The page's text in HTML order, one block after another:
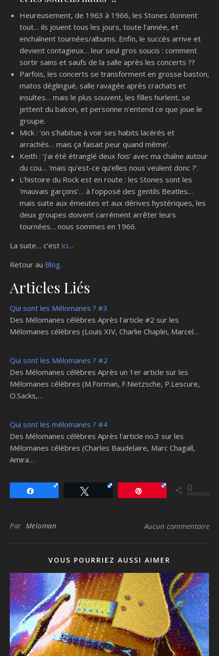
Heureusement, de 1963 à 1966, les Stones donnent
tout… ils jouent tous les jours, toute l’année, et
enchaînent tournées/albums. Enfin, le succès arrive et
devient contagieux… leur seul gros soucis : comment
sortir sains et saufs de la salle après les concerts ??
Parfois, les concerts se transforment en grosse baston,
matos déglingué, salle ravagée après crachats et
insultes… mais le plus souvent, les filles hurlent, se
jettent du balcon, et personne n’entend ce que joue le
groupe.
Mick : ‘on s’habitue à voir ses habits lacérés et
arrachés… mais ça faisait peur quand même’.
Keith : ‘j’ai été étranglé deux fois’ avec ma chaîne autour
du cou… ‘mais qu’est-ce qu’elles nous veulent donc ?’.
L’histoire du Rock est en route : les Stones sont les
‘mauvais garçons’… à l’opposé des gentils Beatles…
mais suite aux émeutes et aux dérives hystériques, les
deux groupes doivent carrément arrêter leurs
tournées… nous sommes en 1966.
La suite… c’est ici…
Retour au Blog.
Articles Liés
Qui sont les Mélomanes ? #3
Des Mélomanes célèbres Après l'article #2 sur les
Mélomanes célèbres (Louis XIV, Charlie Chaplin, Marcel…
Qui sont les Mélomanes ? #2
Des Mélomanes célèbres Après un 1er article sur les
Mélomanes célèbres (M.Forman, F.Nietzsche, P.Lescure,
O.Sacks,…
Qui sont les mélomanes ? #4
Des Mélomanes célèbres Après l'article no.3 sur les
Mélomanes célèbres (Charles Baudelaire, Marc Chagall,
Amira…
0
PARTAGES
Par Meloman Aucun commentaire
VOUS POURRIEZ AUSSI AIMER